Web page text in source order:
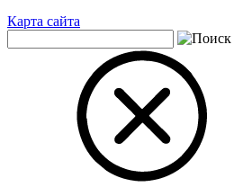
Карта сайта